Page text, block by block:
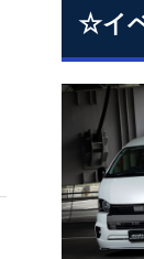
☆イ